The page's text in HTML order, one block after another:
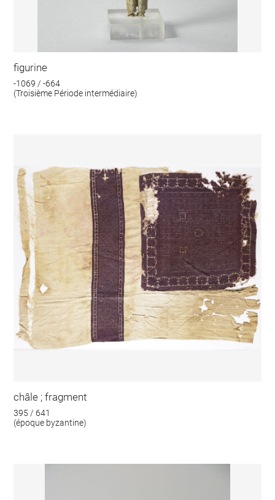
figurine
-1069 / -664
(Troisième Période intermédiaire)
châle ; fragment
395 / 641
(époque byzantine)